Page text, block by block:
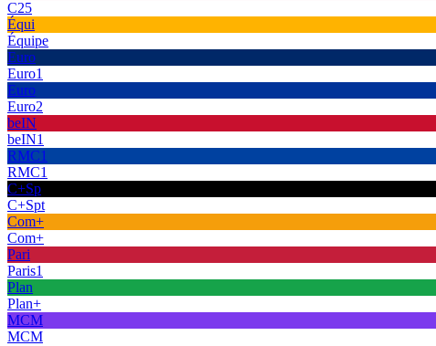
C25
Équi
Équipe
Euro
Euro1
Euro
Euro2
beIN
beIN1
RMC1
RMC1
C+Sp
C+Spt
Com+
Com+
Pari
Paris1
Plan
Plan+
MCM
MCM